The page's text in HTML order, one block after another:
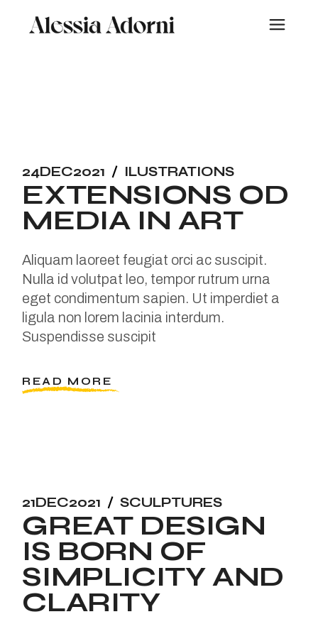
24DEC2021 ILUSTRATIONS
EXTENSIONS OD
MEDIA IN ART
Aliquam laoreet feugiat orci ac suscipit.
Nulla id volutpat leo, tempor rutrum urna
eget condimentum sapien. Ut imperdiet a
ligula non lorem lacinia interdum.
Suspendisse suscipit
READ MORE
21DEC2021 SCULPTURES
GREAT DESIGN
IS BORN OF
SIMPLICITY AND
CLARITY